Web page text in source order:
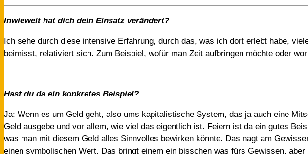
Inwieweit hat dich dein Einsatz verändert?
Ich sehe durch diese intensive Erfahrung, durch das, was ich dort erlebt habe,
beimisst, relativiert sich. Zum Beispiel, wofür man Zeit aufbringen möchte oder
Hast du da ein konkretes Beispiel?
Ja: Wenn es um Geld geht, also ums kapitalistische System, das ja auch eine
Geld ausgebe und vor allem, wie viel das eigentlich ist. Feiern ist da ein gutes
was man mit diesem Geld alles Sinnvolles bewirken könnte. Das nagt am
einen symbolischen Wert. Das bringt einem ein bisschen was fürs Gewissen,